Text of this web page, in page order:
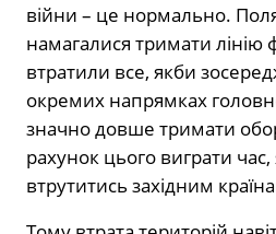
війни – це нормально.
намагалися тримати лінію
втратили все, якби
окремих напрямках
значно довше тримати
рахунок цього виграти
втрутитись західним